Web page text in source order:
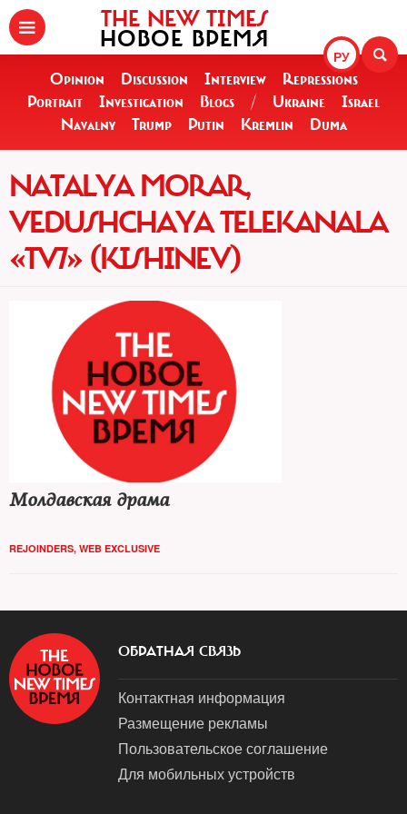
РУ
THE NEW TIMES
НОВОЕ ВРЕМЯ
Opinion Discussion Interview
Repressions
Portrait
Investigation Blogs / Ukraine
Israel
Navalny
Trump Putin Kremlin Duma
NATALYA MORAR,
VEDUSHCHAYA TELEKANALA
«TV7» (KISHINEV)
Молдавская драма
REJOINDERS, WEB EXCLUSIVE
ОБРАТНАЯ СВЯЗЬ
Контактная информация
Размещение рекламы
Пользовательское соглашение
Для мобильных устройств